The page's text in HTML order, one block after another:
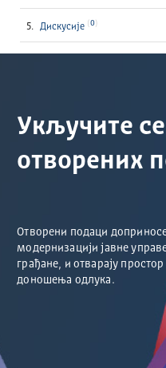
Дискусије 0
Укључите
отворених
Отворени подаци
модернизацији јавне
грађане, и отварају
доношења одлука.